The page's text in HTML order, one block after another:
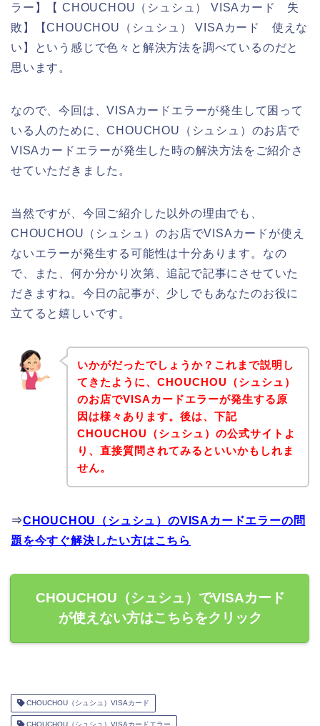
ラー】【 CHOUCHOU（シュシュ） VISAカード 失
敗】【CHOUCHOU（シュシュ） VISAカード 使えな
い】という感じで色々と解決方法を調べているのだと
思います。
なので、今回は、VISAカードエラーが発生して困って
いる人のために、CHOUCHOU（シュシュ）のお店で
VISAカードエラーが発生した時の解決方法をご紹介さ
せていただきました。
当然ですが、今回ご紹介した以外の理由でも、
CHOUCHOU（シュシュ）のお店でVISAカードが使え
ないエラーが発生する可能性は十分あります。なの
で、また、何か分かり次第、追記で記事にさせていた
だきますね。今日の記事が、少しでもあなたのお役に
立てると嬉しいです。
いかがだったでしょうか？これまで説明し
てきたように、CHOUCHOU（シュシュ）
のお店でVISAカードエラーが発生する原
因は様々あります。後は、下記
CHOUCHOU（シュシュ）の公式サイトよ
り、直接質問されてみるといいかもしれま
せん。
⇒CHOUCHOU（シュシュ）のVISAカードエラーの問
題を今すぐ解決したい方はこちら
CHOUCHOU（シュシュ）でVISAカード
が使えない方はこちらをクリック
CHOUCHOU（シュシュ）VISAカード
CHOUCHOU（シュシュ）VISAカードエラー